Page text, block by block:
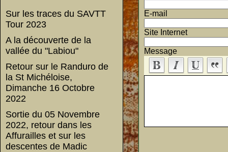
Sur les traces du SAVTT
Tour 2023
A la découverte de la
vallée du "Labiou"
Retour sur le Randuro de
la St Michéloise,
Dimanche 16 Octobre
2022
Sortie du 05 Novembre
2022, retour dans les
Affurailles et sur les
descentes de Madic
E-mail
Site Internet
Message